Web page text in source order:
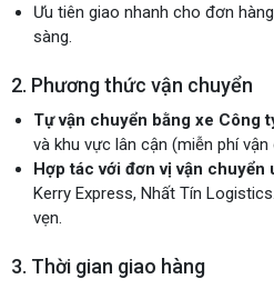
Ưu tiên giao nhanh cho đơn
sàng.
2. Phương thức vận chuyển
Tự vận chuyển bằng xe Công
và khu vực lân cận (miễn phí
Hợp tác với đơn vị vận chuyển
Kerry Express, Nhất Tín
vẹn.
3. Thời gian giao hàng